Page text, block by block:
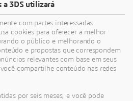
a 3DS utilizará
com partes interessadas
cookies para oferecer a melhor
o público e melhorando o
e propostas que correspondem
relevantes com base em seus
compartilhe conteúdo nas redes
por seis meses, e você pode